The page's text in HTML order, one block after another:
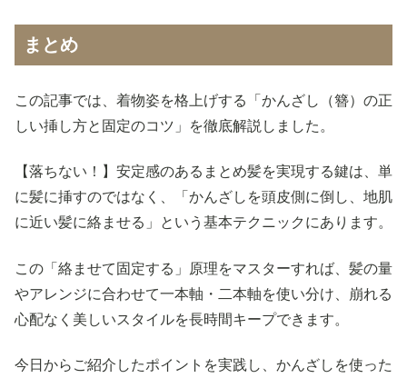
まとめ
この記事では、着物姿を格上げする「かんざし（簪）の正
しい挿し方と固定のコツ」を徹底解説しました。
【落ちない！】安定感のあるまとめ髪を実現する鍵は、単
に髪に挿すのではなく、「かんざしを頭皮側に倒し、地肌
に近い髪に絡ませる」という基本テクニックにあります。
この「絡ませて固定する」原理をマスターすれば、髪の量
やアレンジに合わせて一本軸・二本軸を使い分け、崩れる
心配なく美しいスタイルを長時間キープできます。
今日からご紹介したポイントを実践し、かんざしを使った